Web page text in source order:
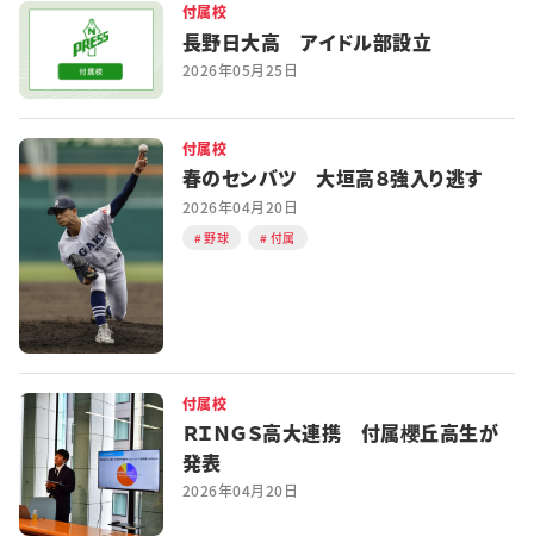
付属校
長野日大高 アイドル部設立
2026年05月25日
付属校
春のセンバツ 大垣高８強入り逃す
2026年04月20日
野球 付属
付属校
ＲＩＮＧＳ高大連携 付属櫻丘高生が
発表
2026年04月20日